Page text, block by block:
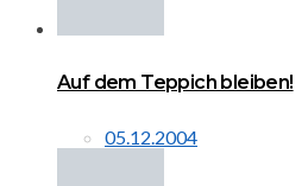
Auf dem Teppich bleiben!
05.12.2004